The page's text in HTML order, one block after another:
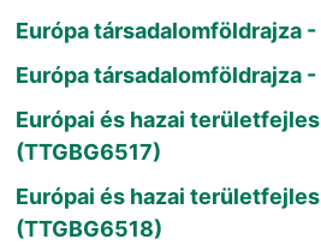
Európa társadalomföldrajza -
Európa társadalomföldrajza -
Európai és hazai
(TTGBG6517)
Európai és hazai
(TTGBG6518)